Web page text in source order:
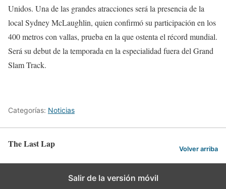
Unidos. Una de las grandes atracciones será la presencia de la
local Sydney McLaughlin, quien confirmó su participación en los
400 metros con vallas, prueba en la que ostenta el récord mundial.
Será su debut de la temporada en la especialidad fuera del Grand
Slam Track.
Categorías: Noticias
The Last Lap Volver arriba
Salir de la versión móvil